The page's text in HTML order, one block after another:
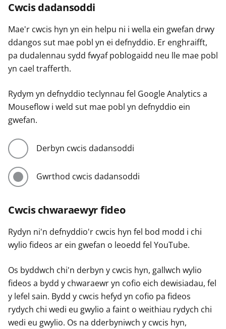
Cwcis dadansoddi
Mae'r cwcis hyn yn ein helpu ni i wella ein gwefan drwy
ddangos sut mae pobl yn ei defnyddio. Er enghraifft,
pa dudalennau sydd fwyaf poblogaidd neu lle mae pobl
yn cael trafferth.
Rydym yn defnyddio teclynnau fel Google Analytics a
Mouseflow i weld sut mae pobl yn defnyddio ein
gwefan.
Derbyn cwcis dadansoddi
Gwrthod cwcis dadansoddi
Cwcis chwaraewyr fideo
Rydyn ni'n defnyddio'r cwcis hyn fel bod modd i chi
wylio fideos ar ein gwefan o leoedd fel YouTube.
Os byddwch chi'n derbyn y cwcis hyn, gallwch wylio
fideos a bydd y chwaraewr yn cofio eich dewisiadau, fel
y lefel sain. Bydd y cwcis hefyd yn cofio pa fideos
rydych chi wedi eu gwylio a faint o weithiau rydych chi
wedi eu gwylio. Os na dderbyniwch y cwcis hyn,